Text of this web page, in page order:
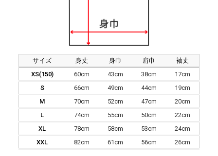
サイズ 身丈 身巾 肩巾
袖丈
XS(150)
60cm 43cm 38cm
17cm
S
66cm 49cm 44cm
19cm
M
70cm 52cm 47cm
20cm
L
74cm 55cm 50cm
22cm
XL
78cm 58cm 53cm
24cm
XXL
82cm 61cm 56cm 26cm